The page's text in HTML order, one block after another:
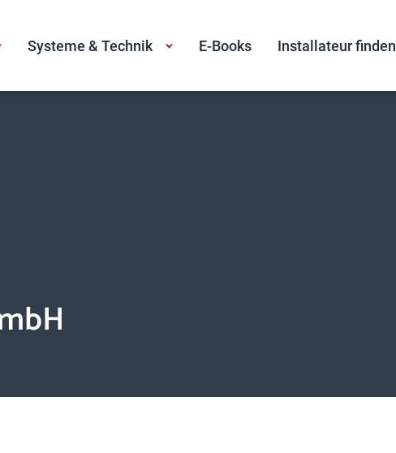
Systeme & Technik E-Books Installateur finden